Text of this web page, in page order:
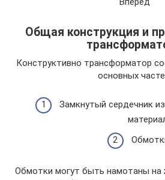
Общая конструкция и
Конструктивно трансформатор
основных
Замкнутый сердечник
Обмотки могут быть намотаны на